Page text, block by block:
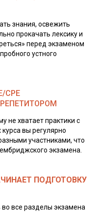
знания, освежить
прокачать лексику и
перед экзаменом
устного
CPE
не хватает практики с
вы регулярно
участниками, что
экзамена.
ПОДГОТОВКУ
все разделы экзамена